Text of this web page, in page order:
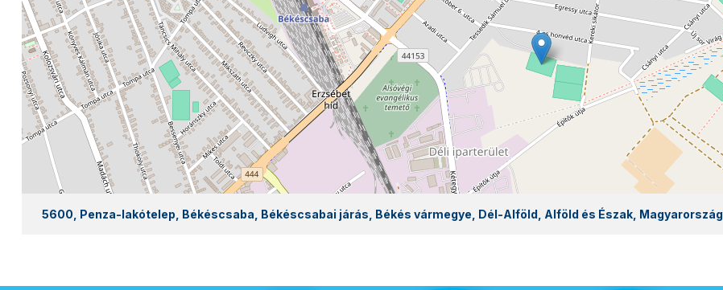
5600, Penza-lakótelep, Békéscsaba, Békéscsabai járás, Békés vármegye, Dél-Alföld, Alföld és Észak, Magyarország